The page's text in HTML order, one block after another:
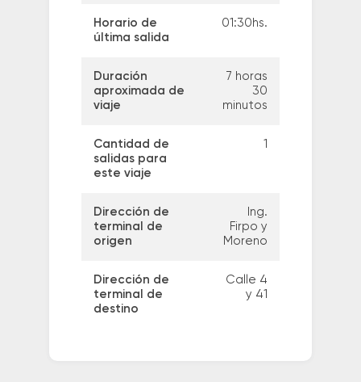
Horario de
última salida
01:30hs.
Duración
aproximada de
viaje
7 horas
30
minutos
Cantidad de
salidas para
este viaje
1
Dirección de
terminal de
origen
Ing.
Firpo y
Moreno
Dirección de
terminal de
destino
Calle 4
y 41